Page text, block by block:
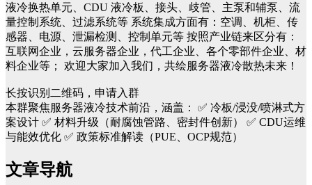
液冷换热单元、 CDU 液冷板、接头、歧管、主泵和辅泵、流
量控制系统、过滤系统等 系统集成方面有：空调、机柜、传
感器、电源、泄漏检测、控制单元等 按照产业链来区分有：
互联网企业，云服务器企业，代工企业、各个零部件企业、材
料企业等；
欢迎大家加入我们，共绘服务器液冷散热未来！
长按识别二维码，申请入群
本群聚焦服务器液冷技术前沿，涵盖：
✅ 冷板/浸没/喷淋式方
案设计 ✅ 材料升级（耐腐蚀管路、密封件创新）
✅ CDU运维
与能效优化 ✅ 政策标准解读（PUE、OCP规范）
文章导航